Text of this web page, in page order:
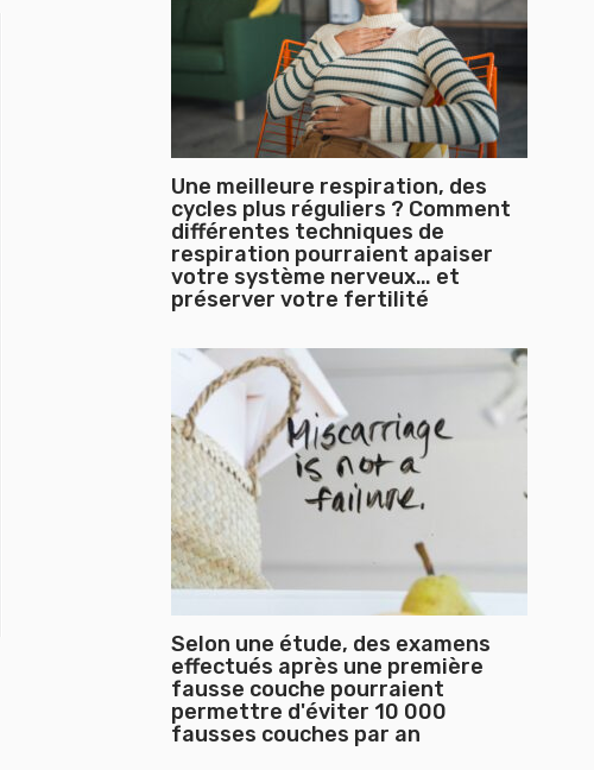
Une meilleure respiration, des
cycles plus réguliers ? Comment
différentes techniques de
respiration pourraient apaiser
votre système nerveux… et
préserver votre fertilité
Selon une étude, des examens
effectués après une première
fausse couche pourraient
permettre d'éviter 10 000
fausses couches par an